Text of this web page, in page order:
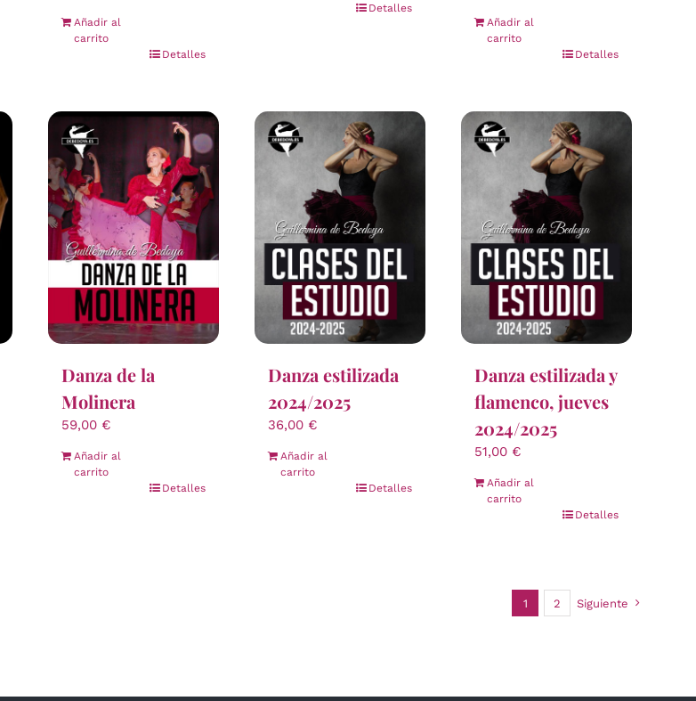
Añadir al
carrito
Detalles
Detalles
Añadir al
carrito
Detalles
Danza de la
Molinera
59,00 €
Añadir al
carrito
Detalles
Danza estilizada
2024/2025
36,00 €
Añadir al
carrito
Detalles
Danza estilizada y
flamenco, jueves
2024/2025
51,00 €
Añadir al
carrito
Detalles
1 2 Siguiente